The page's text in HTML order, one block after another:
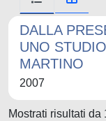
DALLA
UNO
MARTINO
2007
Mostrati risultati da